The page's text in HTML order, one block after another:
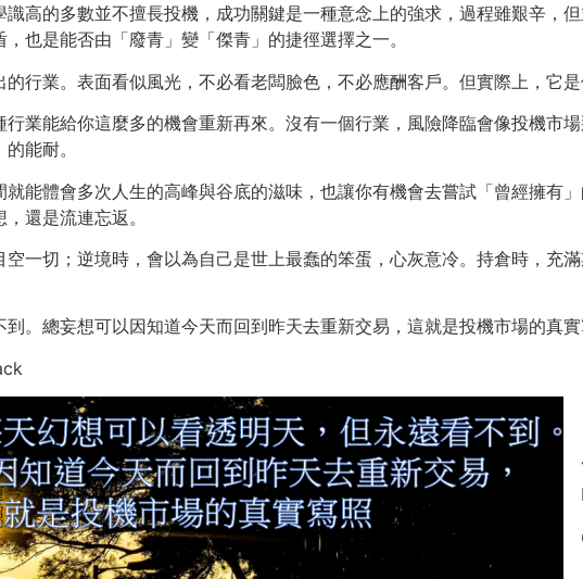
高的多數並不擅長投機，成功關鍵是一種意念上的強求，過程雖艱辛，
也是能否由「廢青」變「傑青」的捷徑選擇之一。
行業。表面看似風光，不必看老闆臉色，不必應酬客戶。但實際上，它是
業能給你這麼多的機會重新再來。沒有一個行業，風險降臨會像投機市
能耐。
能體會多次人生的高峰與谷底的滋味，也讓你有機會去嘗試「曾經擁有
還是流連忘返。
一切；逆境時，會以為自己是世上最蠢的笨蛋，心灰意冷。持倉時，充
。總妄想可以因知道今天而回到昨天去重新交易，這就是投機市場的真實